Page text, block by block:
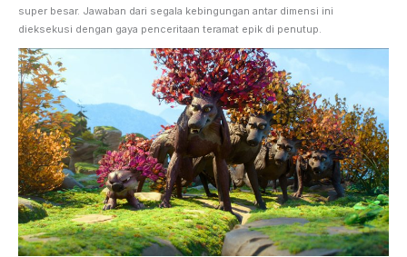
super besar. Jawaban dari segala kebingungan antar dimensi ini
dieksekusi dengan gaya penceritaan teramat epik di penutup.